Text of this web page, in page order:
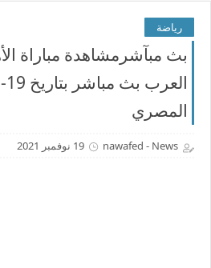
رياضة
بث مبآشرمشاهدة مباراة
المصري
nawafed - News 19 نوفمبر 2021